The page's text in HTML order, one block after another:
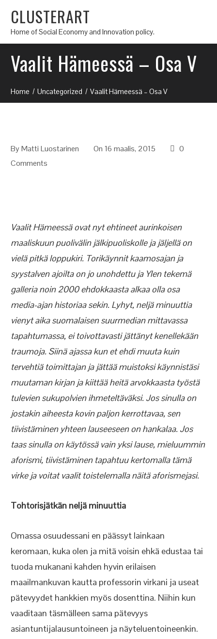
CLUSTERART
Home of Social Economy and Innovation policy.
Vaalit Hämeessä – Osa V
Home Uncategorized Vaalit Hämeessä – Osa V
ByMatti Luostarinen On 16 maalis, 2015
0
Comments
Vaalit Hämeessä ovat nyt ehtineet aurinkoisen
maaliskuun puolivälin jälkipuoliskolle ja jäljellä on
vielä pitkä loppukiri. Torikäynnit kaamosajan ja
syystalven ajoilta on jo unohdettu ja Ylen tekemä
galleria noin 2000 ehdokkaasta alkaa olla osa
media-ajan historiaa sekin. Lyhyt, neljä minuuttia
vienyt aika suomalaisen suurmedian mittavassa
tapahtumassa, ei toivottavasti jättänyt kenellekään
traumoja. Siinä ajassa kun et ehdi muuta kuin
tervehtiä toimittajan ja jättää muistoksi käynnistäsi
muutaman kirjan ja kiittää heitä arvokkaasta työstä
tulevien sukupolvien ihmeteltäväksi. Jos sinulla on
jostakin aiheesta kovin paljon kerrottavaa, sen
tiivistäminen yhteen lauseeseen on hankalaa. Jos
taas sinulla on käytössä vain yksi lause, mieluummin
aforismi, tiivistäminen tapahtuu kertomalla tämä
virke ja voitat vaalit toistelemalla näitä aforismejasi.
Tohtorisjätkän neljä minuuttia
Omassa osuudessani en päässyt lainkaan
keromaan, kuka olen ja mitä voisin ehkä edustaa tai
tuoda mukanani kahden hyvin erilaisen
maailmankuvan kautta professorin virkani ja useat
pätevyydet hankkien myös dosenttina. Niihin kun
vaaditaan täsmälleen sama pätevyys
asiantuntijalausuntoineen ja näyteluentoineenkin.